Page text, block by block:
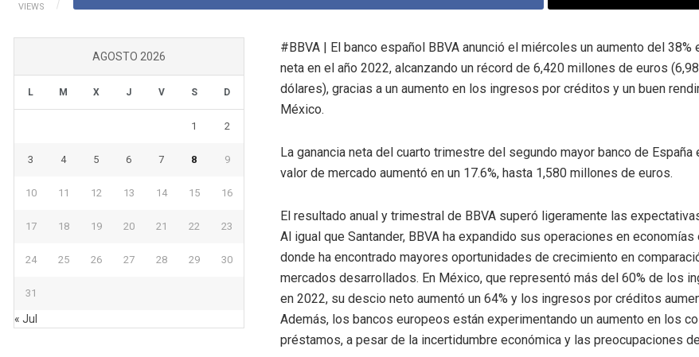
VIEWS
#BBVA | El banco español BBVA anunció el miércoles un aumento del 38%
neta en el año 2022, alcanzando un récord de 6,420 millones de euros
dólares), gracias a un aumento en los ingresos por créditos y un buen
México.
La ganancia neta del cuarto trimestre del segundo mayor banco de España
valor de mercado aumentó en un 17.6%, hasta 1,580 millones de euros.
El resultado anual y trimestral de BBVA superó ligeramente las
Al igual que Santander, BBVA ha expandido sus operaciones en
donde ha encontrado mayores oportunidades de crecimiento en
mercados desarrollados. En México, que representó más del 60% de los
en 2022, su descio neto aumentó un 64% y los ingresos por créditos
Además, los bancos europeos están experimentando un aumento en los
préstamos, a pesar de la incertidumbre económica y las preocupaciones
AGOSTO 2026
L M X J V S D
1 2
3 4 5 6 7 8 9
10 11 12 13 14 15 16
17 18 19 20 21 22 23
24 25 26 27 28 29 30
31
« Jul